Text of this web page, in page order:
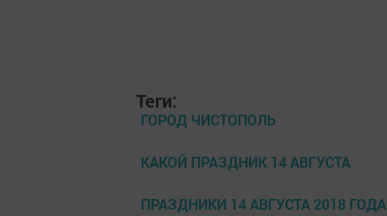
Теги:
ГОРОД ЧИСТОПОЛЬ
КАКОЙ ПРАЗДНИК 14 АВГУСТА
ПРАЗДНИКИ 14 АВГУСТА 2018 ГОДА